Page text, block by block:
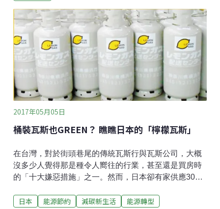
「終止對煤炭的戰爭」，全面振興美國的煤炭產業和就
業機會。「煤炭復興」政策，換來專家們一桶冷水不
過，上述看來能刺激就業的政策，至今得不到太多專家
買帳，包括《華盛頓郵報》、《紐約時報》、《洛杉磯
時報》等眾多媒體都直言，川普想增加煤炭工作職缺的
行動，恐怕是竹籃打水、到頭來只有一場空。「不論川
普怎麼說，煤炭終將被電廠淘汰！」《紐約時報》大剌
剌地寫道。
2017年05月05日
桶裝瓦斯也GREEN？ 瞧瞧日本的「檸檬瓦斯」
在台灣，對於街頭巷尾的傳統瓦斯行與瓦斯公司，大概
沒多少人覺得那是種令人嚮往的行業，甚至還是買房時
的「十大嫌惡措施」之一。然而，日本卻有家供應30萬
劃出「能源獨立型災害對應住宅系統」，結合太陽能板
日本 能源節約 減碳新生活 能源轉型